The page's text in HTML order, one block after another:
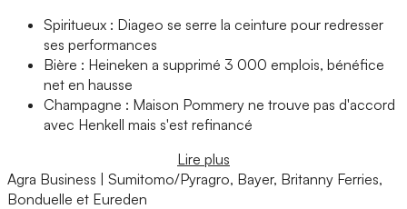
Spiritueux : Diageo se serre la ceinture pour redresser
ses performances
Bière : Heineken a supprimé 3 000 emplois, bénéfice
net en hausse
Champagne : Maison Pommery ne trouve pas d'accord
avec Henkell mais s'est refinancé
Lire plus
Agra Business | Sumitomo/Pyragro, Bayer, Britanny Ferries,
Bonduelle et Eureden